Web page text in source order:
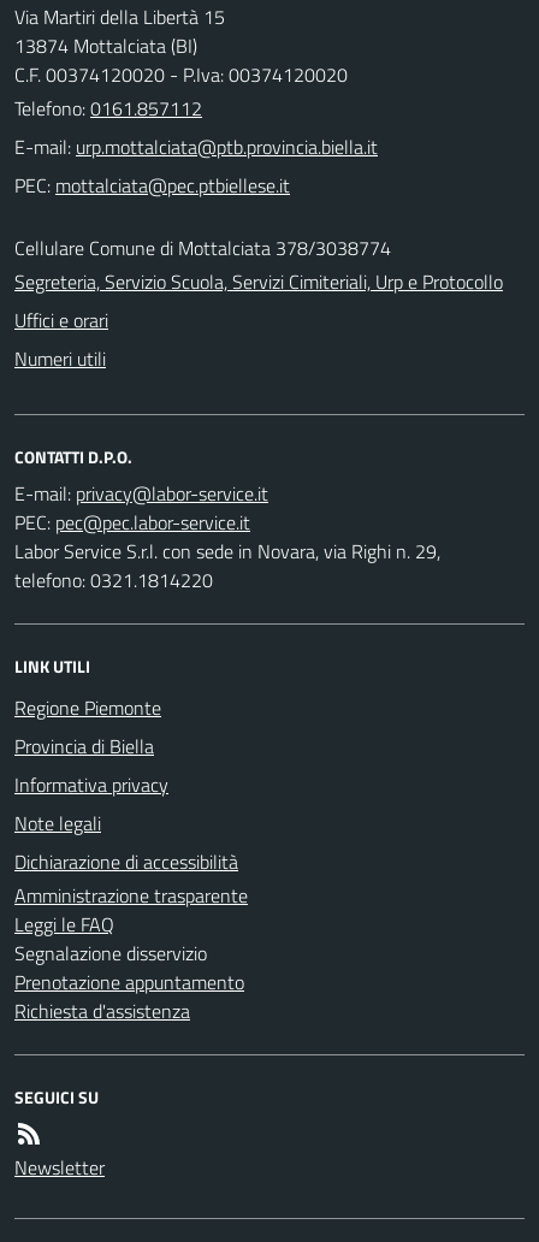
Via Martiri della Libertà 15
13874 Mottalciata (BI)
C.F. 00374120020 - P.Iva: 00374120020
Telefono:0161.857112
E-mail:
PEC:
Cellulare Comune di Mottalciata 378/3038774
Segreteria, Servizio Scuola, Servizi Cimiteriali, Urp e Protocollo
Uffici e orari
Numeri utili
CONTATTI D.P.O.
E-mail:
PEC:
Labor Service S.r.l. con sede in Novara, via Righi n. 29,
telefono: 0321.1814220
LINK UTILI
Regione Piemonte
Provincia di Biella
Informativa privacy
Note legali
Dichiarazione di accessibilità
Amministrazione trasparente
Leggi le FAQ
Segnalazione disservizio
Prenotazione appuntamento
Richiesta d'assistenza
SEGUICI SU
Newsletter